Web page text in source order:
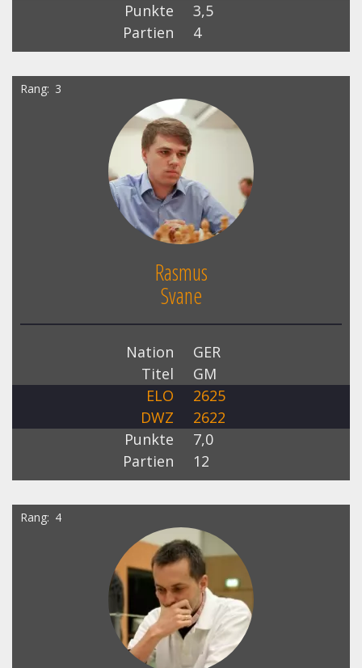
Punkte
3,5
Partien
4
Rang 3
Rasmus
Svane
Nation
GER
Titel
GM
ELO
2625
DWZ
2622
Punkte
7,0
Partien
12
Rang 4